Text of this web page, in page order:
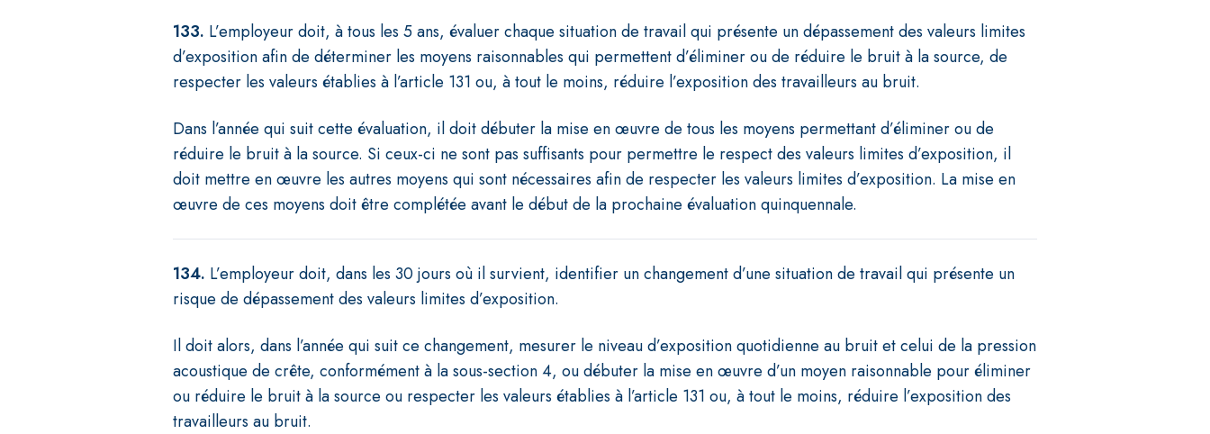
133. L’employeur doit, à tous les 5 ans, évaluer chaque situation de travail qui présente un dépassement des valeurs limites
d’exposition afin de déterminer les moyens raisonnables qui permettent d’éliminer ou de réduire le bruit à la source, de
respecter les valeurs établies à l’article 131 ou, à tout le moins, réduire l’exposition des travailleurs au bruit.
Dans l’année qui suit cette évaluation, il doit débuter la mise en œuvre de tous les moyens permettant d’éliminer ou de
réduire le bruit à la source. Si ceux-ci ne sont pas suffisants pour permettre le respect des valeurs limites d’exposition, il
doit mettre en œuvre les autres moyens qui sont nécessaires afin de respecter les valeurs limites d’exposition. La mise en
œuvre de ces moyens doit être complétée avant le début de la prochaine évaluation quinquennale.
134. L’employeur doit, dans les 30 jours où il survient, identifier un changement d’une situation de travail qui présente un
risque de dépassement des valeurs limites d’exposition.
Il doit alors, dans l’année qui suit ce changement, mesurer le niveau d’exposition quotidienne au bruit et celui de la pression
acoustique de crête, conformément à la sous-section 4, ou débuter la mise en œuvre d’un moyen raisonnable pour éliminer
ou réduire le bruit à la source ou respecter les valeurs établies à l’article 131 ou, à tout le moins, réduire l’exposition des
travailleurs au bruit.